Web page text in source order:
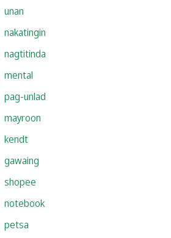
unan
nakatingin
nagtitinda
mental
pag-unlad
mayroon
kendt
gawaing
shopee
notebook
petsa